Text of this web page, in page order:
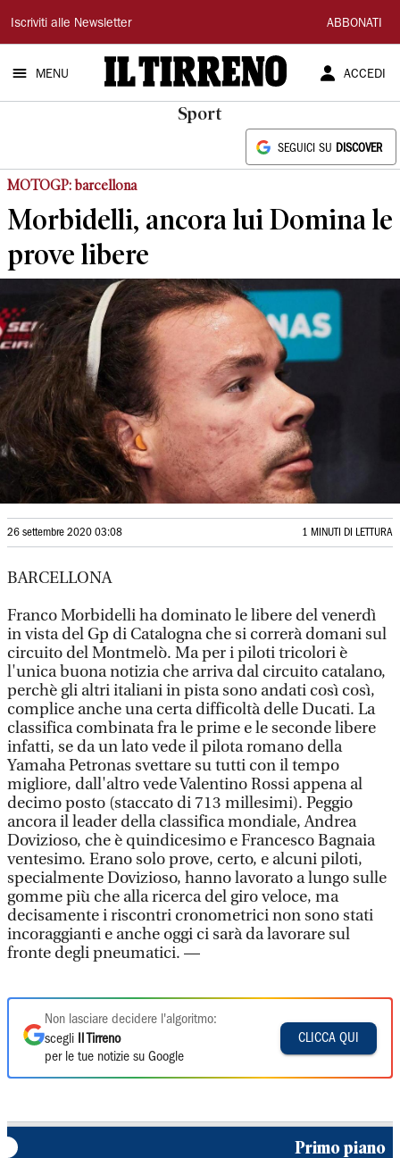
Il
Tirreno
Iscriviti alle Newsletter ABBONATI
MENU ACCEDI
Sport
SEGUICI SU DISCOVER
MOTOGP: barcellona
Morbidelli, ancora lui Domina le
prove libere
26 settembre 2020 03:08 1 MINUTI DI LETTURA
BARCELLONA
Franco Morbidelli ha dominato le libere del venerdì
in vista del Gp di Catalogna che si correrà domani sul
circuito del Montmelò. Ma per i piloti tricolori è
l'unica buona notizia che arriva dal circuito catalano,
perchè gli altri italiani in pista sono andati così così,
complice anche una certa difficoltà delle Ducati. La
classifica combinata fra le prime e le seconde libere
infatti, se da un lato vede il pilota romano della
Yamaha Petronas svettare su tutti con il tempo
migliore, dall'altro vede Valentino Rossi appena al
decimo posto (staccato di 713 millesimi). Peggio
ancora il leader della classifica mondiale, Andrea
Dovizioso, che è quindicesimo e Francesco Bagnaia
ventesimo. Erano solo prove, certo, e alcuni piloti,
specialmente Dovizioso, hanno lavorato a lungo sulle
gomme più che alla ricerca del giro veloce, ma
decisamente i riscontri cronometrici non sono stati
incoraggianti e anche oggi ci sarà da lavorare sul
fronte degli pneumatici. —
Non lasciare decidere l'algoritmo:
scegli
Il Tirreno
per le tue notizie su Google
CLICCA QUI
Primo piano